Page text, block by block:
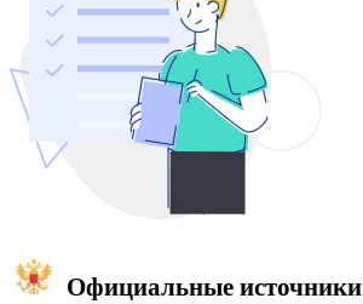
Официальные источники